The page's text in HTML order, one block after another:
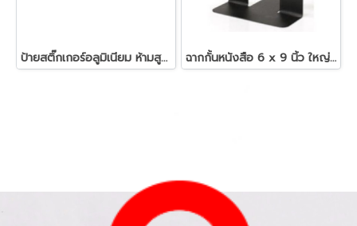
ป้ายสติ๊กเกอร์อลูมิเนียม ห้ามสูบบุรี่ ฉากกั้นหนังสือ 6 x 9 นิ้ว ใหญ่พิเศษ ดำ/ขาว ออร์ก้า